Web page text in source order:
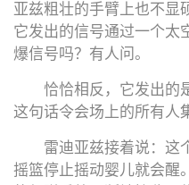
亚兹粗壮的手臂上也不显
它发出的信号通过一个太
爆信号吗？有人问。
恰恰相反，它发出的
这句话令会场上的所有人
雷迪亚兹接着说：这
摇篮停止摇动婴儿就会醒